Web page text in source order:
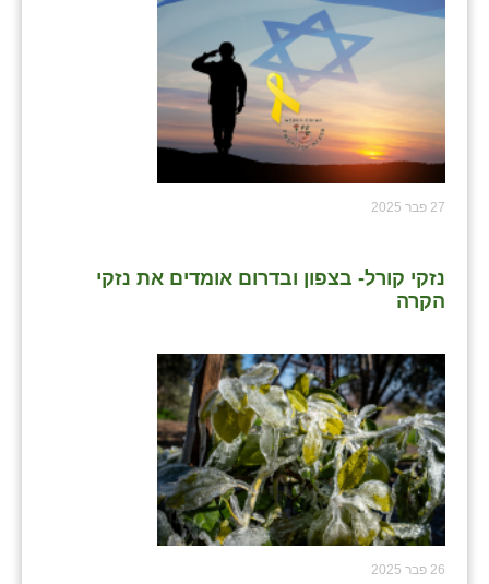
27 פבר 2025
נזקי קורל- בצפון ובדרום אומדים את נזקי
הקרה
26 פבר 2025